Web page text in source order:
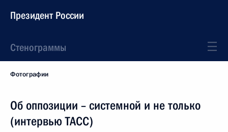
Президент России
Стенограммы
Фотографии
Об оппозиции – системной и не только
(интервью ТАСС)